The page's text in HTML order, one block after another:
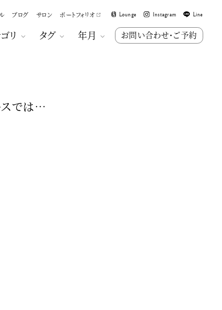
ブログ サロン ポートフォリオ Lounge Instagram Line
リ タグ 年月 お問い合わせ・ご予約
スでは…